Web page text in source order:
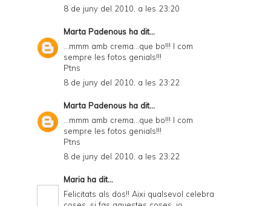
8 de juny del 2010, a les 23:20
Marta Padenous ha dit...
...mmm amb crema...que bo!!! I com
sempre les fotos genials!!!
Ptns
8 de juny del 2010, a les 23:22
Marta Padenous ha dit...
...mmm amb crema...que bo!!! I com
sempre les fotos genials!!!
Ptns
8 de juny del 2010, a les 23:22
Maria ha dit...
Felicitats als dos!! Aixi qualsevol celebra